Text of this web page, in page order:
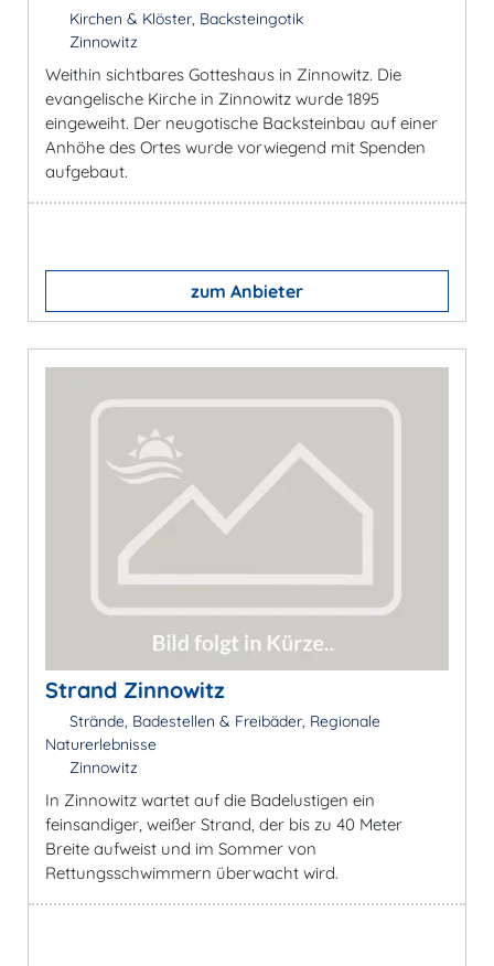
Kirchen & Klöster, Backsteingotik
Zinnowitz
Weithin sichtbares Gotteshaus in Zinnowitz. Die
evangelische Kirche in Zinnowitz wurde 1895
eingeweiht. Der neugotische Backsteinbau auf einer
Anhöhe des Ortes wurde vorwiegend mit Spenden
aufgebaut.
zum Anbieter
Strand Zinnowitz
Strände, Badestellen & Freibäder, Regionale
Naturerlebnisse
Zinnowitz
In Zinnowitz wartet auf die Badelustigen ein
feinsandiger, weißer Strand, der bis zu 40 Meter
Breite aufweist und im Sommer von
Rettungsschwimmern überwacht wird.